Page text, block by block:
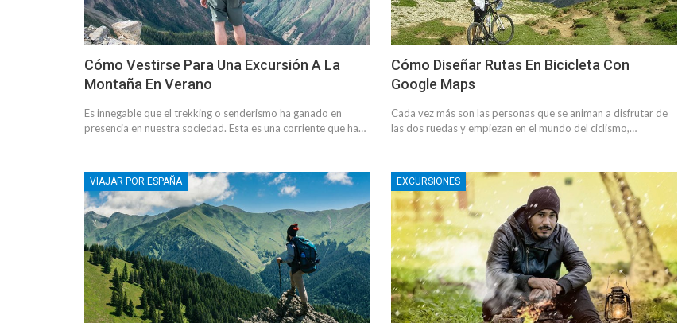
Cómo Vestirse Para Una Excursión A La
Montaña En Verano
Es innegable que el trekking o senderismo ha ganado en
presencia en nuestra sociedad. Esta es una corriente que ha…
Cómo Diseñar Rutas En Bicicleta Con
Google Maps
Cada vez más son las personas que se animan a disfrutar de
las dos ruedas y empiezan en el mundo del ciclismo,…
VIAJAR POR ESPAÑA EXCURSIONES